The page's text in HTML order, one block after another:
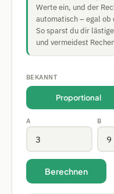
Werte ein, und der
automatisch – egal
So sparst du dir
und vermeidest
BEKANNT
Proportional
A B
Berechnen